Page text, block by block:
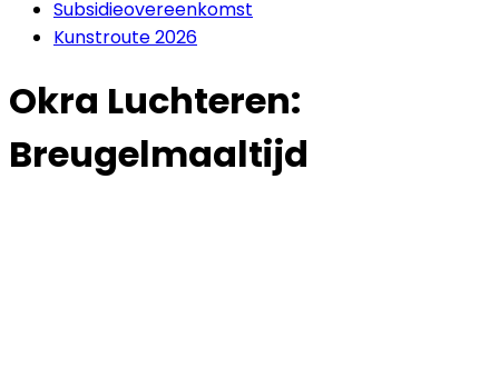
Subsidieovereenkomst
Kunstroute 2026
Okra Luchteren:
Breugelmaaltijd